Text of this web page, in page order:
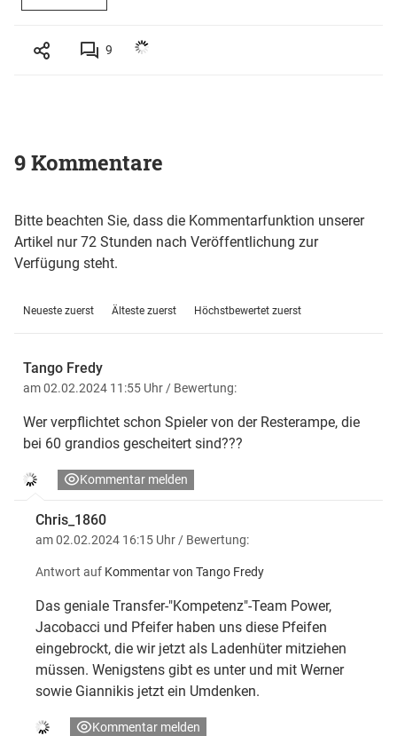
9
9 Kommentare
Bitte beachten Sie, dass die Kommentarfunktion unserer
Artikel nur 72 Stunden nach Veröffentlichung zur
Verfügung steht.
Neueste zuerst Älteste zuerst Höchstbewertet zuerst
Tango Fredy
am 02.02.2024 11:55 Uhr/ Bewertung:
Wer verpflichtet schon Spieler von der Resterampe, die
bei 60 grandios gescheitert sind???
Kommentar melden
Chris_1860
am 02.02.2024 16:15 Uhr/ Bewertung:
Antwort auf Kommentar von Tango Fredy
Das geniale Transfer-"Kompetenz"-Team Power,
Jacobacci und Pfeifer haben uns diese Pfeifen
eingebrockt, die wir jetzt als Ladenhüter mitziehen
müssen. Wenigstens gibt es unter und mit Werner
sowie Giannikis jetzt ein Umdenken.
Kommentar melden